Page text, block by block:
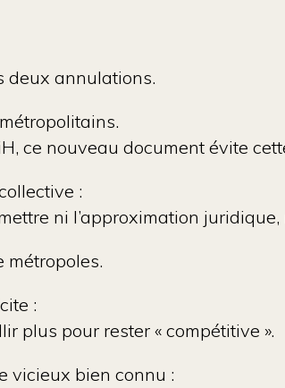
deux annulations.
ce nouveau document évite
:
ni l’approximation
métropoles.
:
plus pour rester « compétitive ».
vicieux bien connu :